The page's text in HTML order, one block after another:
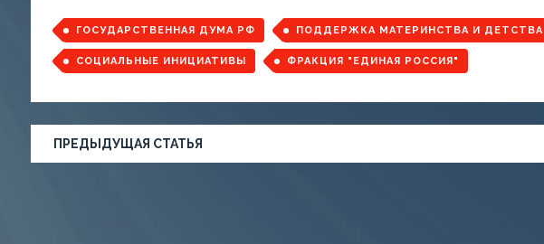
ГОСУДАРСТВЕННАЯ ДУМА РФ ПОДДЕРЖКА МАТЕРИНСТВА И ДЕТСТВА
СОЦИАЛЬНЫЕ ИНИЦИАТИВЫ ФРАКЦИЯ "ЕДИНАЯ РОССИЯ"
ПРЕДЫДУЩАЯ СТАТЬЯ